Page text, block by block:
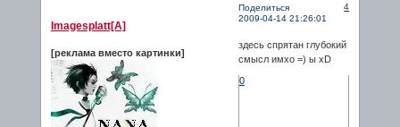
Поделиться
4
2009-04-14 21:26:01
Imagesplatt[A]
[реклама вместо картинки]
здесь спрятан глубокий
смысл имхо =) ы xD
0